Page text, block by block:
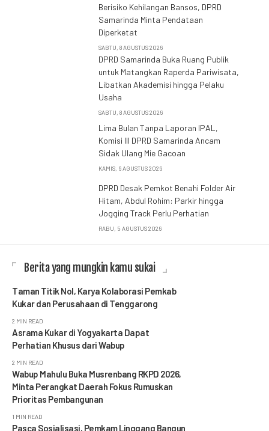
Berisiko Kehilangan Bansos, DPRD
Samarinda Minta Pendataan
Diperketat
SABTU, 8 AGUSTUS 2026
DPRD Samarinda Buka Ruang Publik
untuk Matangkan Raperda Pariwisata,
Libatkan Akademisi hingga Pelaku
Usaha
SABTU, 8 AGUSTUS 2026
Lima Bulan Tanpa Laporan IPAL,
Komisi III DPRD Samarinda Ancam
Sidak Ulang Mie Gacoan
KAMIS, 6 AGUSTUS 2026
DPRD Desak Pemkot Benahi Folder Air
Hitam, Abdul Rohim: Parkir hingga
Jogging Track Perlu Perhatian
RABU, 5 AGUSTUS 2026
Berita yang mungkin kamu sukai
Taman Titik Nol, Karya Kolaborasi Pemkab
Kukar dan Perusahaan di Tenggarong
2 MIN READ
Asrama Kukar di Yogyakarta Dapat
Perhatian Khusus dari Wabup
2 MIN READ
Wabup Mahulu Buka Musrenbang RKPD 2026,
Minta Perangkat Daerah Fokus Rumuskan
Prioritas Pembangunan
1 MIN READ
Pasca Sosialisasi, Pemkam Linggang Bangun